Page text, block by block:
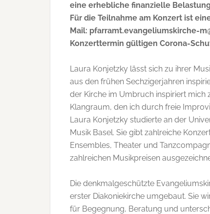
eine erhebliche finanzielle
Für die Teilnahme am Konzert ist
Mail: pfarramt.evangeliumskirche-
Konzerttermin gültigen Corona-
Laura Konjetzky lässt sich zu ihrer
aus den frühen Sechzigerjahren
der Kirche im Umbruch inspiriert
Klangraum, den ich durch freie
Laura Konjetzky studierte an der
Musik Basel. Sie gibt zahlreiche
Ensembles, Theater und
zahlreichen Musikpreisen
Die denkmalgeschützte
erster Diakoniekirche umgebaut. Sie
für Begegnung, Beratung und